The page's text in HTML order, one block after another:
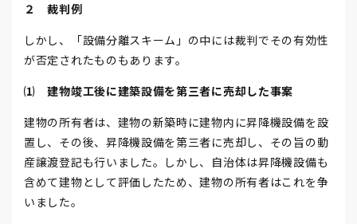
２ 裁判例
しかし、「設備分離スキーム」の中には裁判でその有効性
が否定されたものもあります。
⑴ 建物竣工後に建築設備を第三者に売却した事案
建物の所有者は、建物の新築時に建物内に昇降機設備を設
置し、その後、昇降機設備を第三者に売却し、その旨の動
産譲渡登記も行いました。しかし、自治体は昇降機設備も
含めて建物として評価したため、建物の所有者はこれを争
いました。